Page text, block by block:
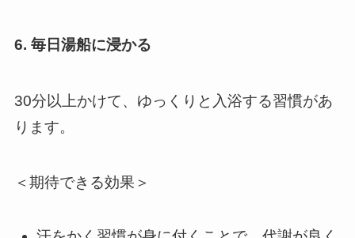
6. 毎日湯船に浸かる
30分以上かけて、ゆっくりと入浴する習慣があ
ります。
＜期待できる効果＞